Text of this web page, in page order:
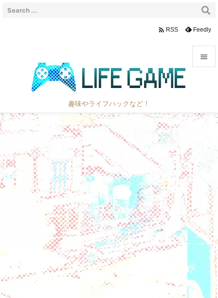
趣味やライフハックなど！

サイド

次へ

検索
 RSS Feedly